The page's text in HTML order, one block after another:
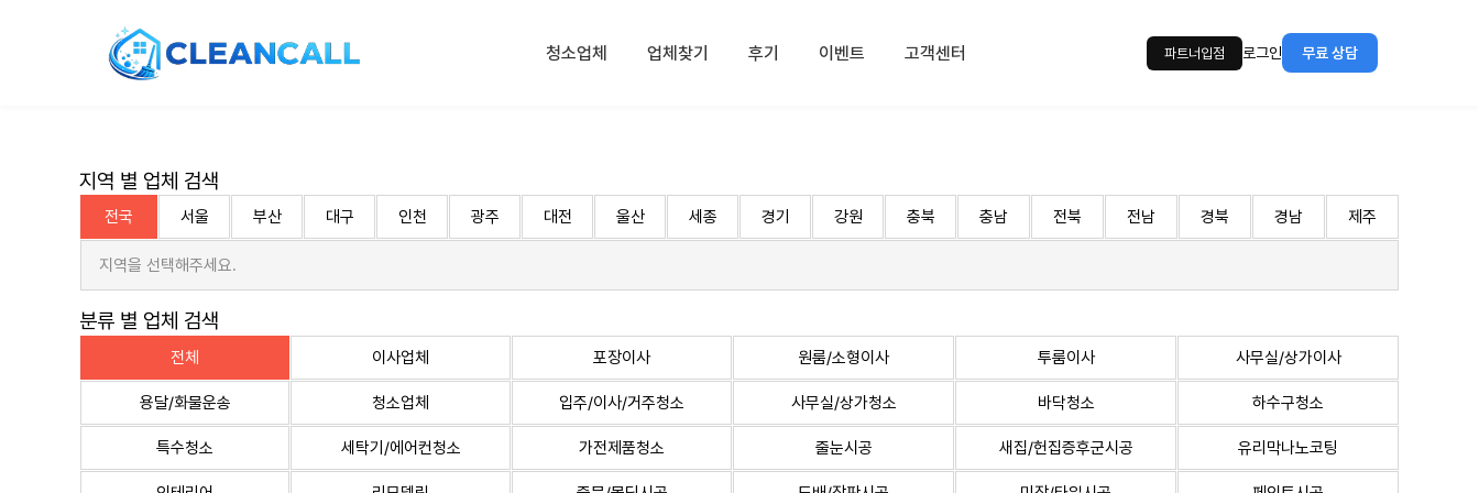
청소업체 업체찾기 후기 이벤트 고객센터 파트너입점 로그인 무료 상담
지역 별 업체 검색
전국 서울 부산 대구 인천 광주 대전 울산 세종 경기 강원 충북 충남 전북 전남 경북 경남 제주
지역을 선택해주세요.
분류 별 업체 검색
전체 이사업체 포장이사 원룸/소형이사 투룸이사 사무실/상가이사
용달/화물운송 청소업체 입주/이사/거주청소 사무실/상가청소 바닥청소 하수구청소
특수청소 세탁기/에어컨청소 가전제품청소 줄눈시공 새집/헌집증후군시공 유리막나노코팅